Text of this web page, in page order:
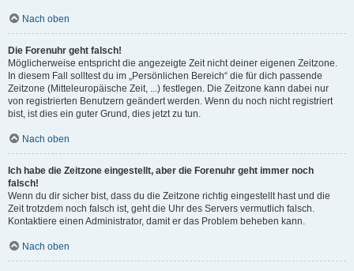
Nach oben
Die Forenuhr geht falsch!
Möglicherweise entspricht die angezeigte Zeit nicht deiner eigenen Zeitzone.
In diesem Fall solltest du im „Persönlichen Bereich“ die für dich passende
Zeitzone (Mitteleuropäische Zeit, ...) festlegen. Die Zeitzone kann dabei nur
von registrierten Benutzern geändert werden. Wenn du noch nicht registriert
bist, ist dies ein guter Grund, dies jetzt zu tun.
Nach oben
Ich habe die Zeitzone eingestellt, aber die Forenuhr geht immer noch
falsch!
Wenn du dir sicher bist, dass du die Zeitzone richtig eingestellt hast und die
Zeit trotzdem noch falsch ist, geht die Uhr des Servers vermutlich falsch.
Kontaktiere einen Administrator, damit er das Problem beheben kann.
Nach oben